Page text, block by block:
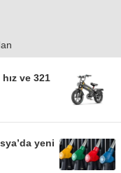
ve 321
yeni